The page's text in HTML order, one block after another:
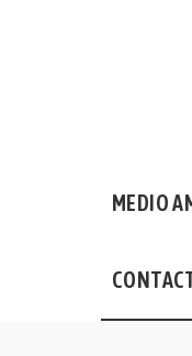
MEDIO